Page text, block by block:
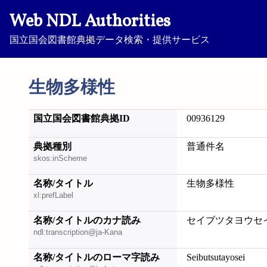
Web NDL Authorities
国立国会図書館典拠データ検索・提供サービス
生物多様性
国立国会図書館典拠ID 00936129
典拠種別
skos:inScheme
普通件名
名称/タイトル
xl:prefLabel
生物多様性
名称/タイトルのカナ読み
ndl:transcription@ja-Kana
セイブツタヨウセ
名称/タイトルのローマ字読み Seibutsutayosei